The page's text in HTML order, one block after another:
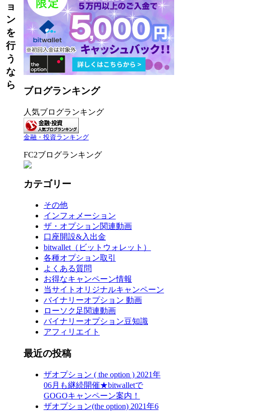
ブログランキング
人気ブログランキング
金融・投資ランキング
FC2ブログランキング
カテゴリー
その他
インフォメーション
ザ・オプション関連動画
口座開設&入出金
bitwallet（ビットウォレット）
各種オプション取引
よくある質問
お得なキャンペーン情報
当サイトオリジナルキャンペーン
バイナリーオプション 動画
ローソク足関連動画
バイナリーオプション豆知識
アフィリエイト
最近の投稿
ザオプション ( the option ) 2021年
06月も継続開催★bitwalletで
GOGOキャンペーン案内！
ザオプション(the option) 2021年6
ョ
ン
を
行
う
な
ら